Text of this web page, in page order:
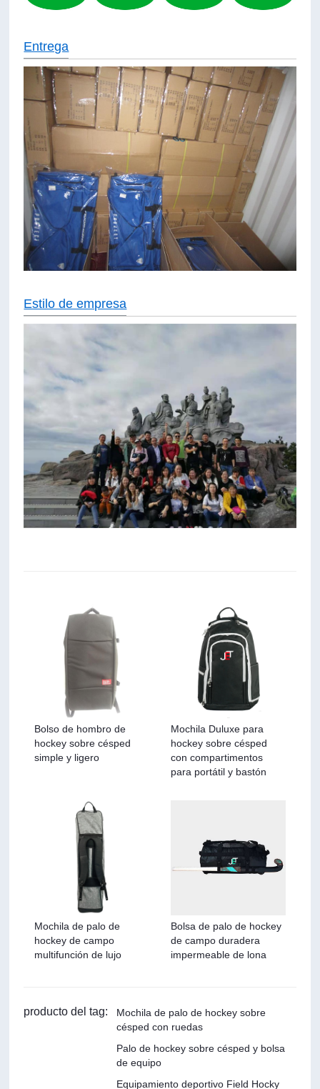
Entrega
Estilo de empresa
Bolso de hombro de
hockey sobre césped
simple y ligero
Mochila Duluxe para
hockey sobre césped
con compartimentos
para portátil y bastón
Mochila de palo de
hockey de campo
multifunción de lujo
Bolsa de palo de hockey
de campo duradera
impermeable de lona
producto del tag:
Mochila de palo de hockey sobre
césped con ruedas
Palo de hockey sobre césped y bolsa
de equipo
Equipamiento deportivo Field Hocky